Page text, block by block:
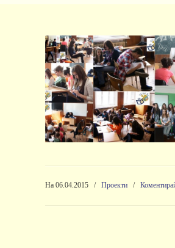
На 06.04.2015 / Проекти /